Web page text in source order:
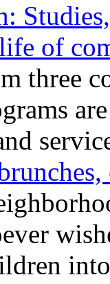
of
three